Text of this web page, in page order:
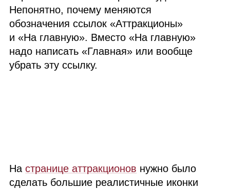
Непонятно, почему меняются
обозначения ссылок «Аттракционы»
и «На главную». Вместо «На главную»
надо написать «Главная» или вообще
убрать эту ссылку.
Настранице аттракционов нужно было
сделать большие реалистичные иконки